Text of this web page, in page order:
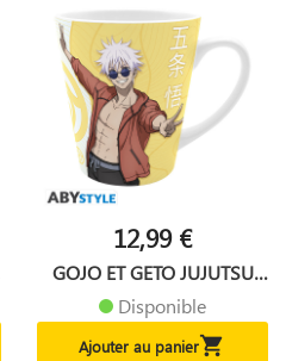
12,99 €
GOJO ET GETO JUJUTSU
Disponible
Ajouter au panier